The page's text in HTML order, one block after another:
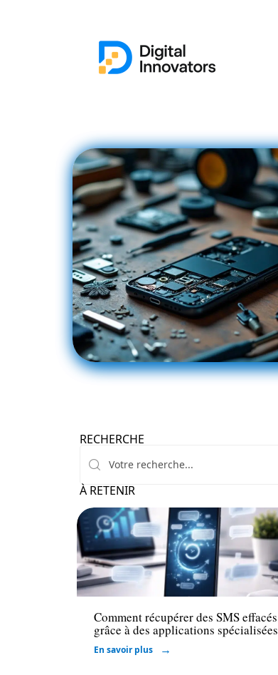
RECHERCHE
À RETENIR
High-Tech
Comment récupérer des SMS effacés
grâce à des applications spécialisées
En savoir plus